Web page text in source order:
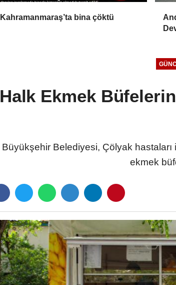
Kahramanmaraş’ta bina çöktü
Halk Ekmek
Büyükşehir Belediyesi, Çölyak
ekmek